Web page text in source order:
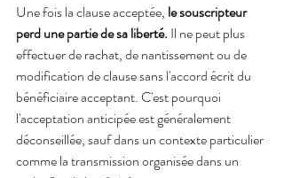
Une fois la clause acceptée, le souscripteur
perd une partie de sa liberté. Il ne peut plus
effectuer de rachat, de nantissement ou de
modification de clause sans l'accord écrit du
bénéficiaire acceptant. C'est pourquoi
l'acceptation anticipée est généralement
déconseillée, sauf dans un contexte particulier
comme la transmission organisée dans un